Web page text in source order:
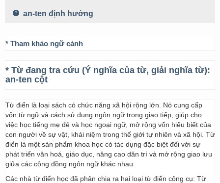
an-ten định hướng
* Tham khảo ngữ cảnh
* Từ đang tra cứu (Ý nghĩa của từ, giải nghĩa từ):
an-ten cột
Từ điển là loại sách có chức năng xã hội rộng lớn. Nó cung cấp
vốn từ ngữ và cách sử dụng ngôn ngữ trong giao tiếp, giúp cho
việc học tiếng mẹ đẻ và học ngoại ngữ, mở rộng vốn hiểu biết của
con người về sự vật, khái niệm trong thế giới tự nhiên và xã hội. Từ
điển là một sản phẩm khoa học có tác dụng đặc biệt đối với sự
phát triển văn hoá, giáo dục, nâng cao dân trí và mở rộng giao lưu
giữa các cộng đồng ngôn ngữ khác nhau.
Các nhà từ điển học đã phân chia ra hai loại từ điển công cụ: Từ